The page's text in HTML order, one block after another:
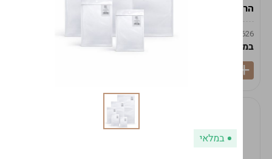
הרמס 19ס"מ -לבן נקי
9009492379626
במארז
9009492379626
במארז6
במלאי